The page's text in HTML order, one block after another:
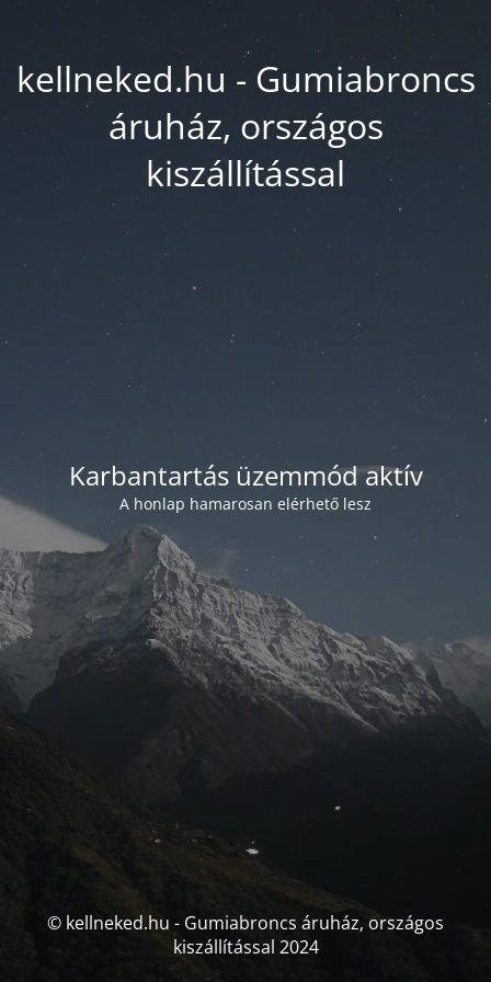
kellneked.hu - Gumiabroncs
áruház, országos
kiszállítással
Karbantartás üzemmód aktív
A honlap hamarosan elérhető lesz
© kellneked.hu - Gumiabroncs áruház, országos
kiszállítással 2024